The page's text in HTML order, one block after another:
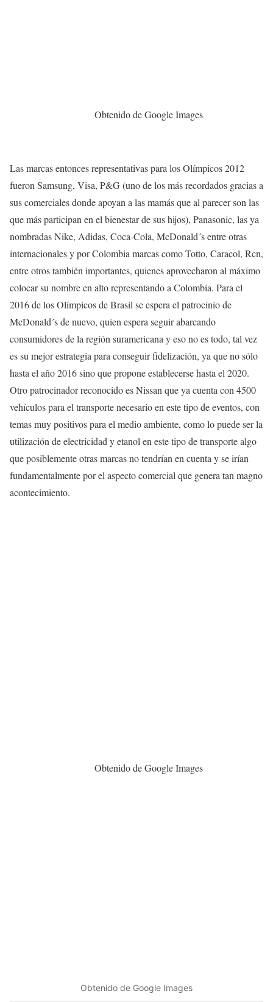
Obtenido de Google Images
Las marcas entonces representativas para los Olímpicos 2012
fueron Samsung, Visa, P&G (uno de los más recordados gracias a
sus comerciales donde apoyan a las mamás que al parecer son las
que más participan en el bienestar de sus hijos), Panasonic, las ya
nombradas Nike, Adidas, Coca-Cola, McDonald´s entre otras
internacionales y por Colombia marcas como Totto, Caracol, Rcn,
entre otros también importantes, quienes aprovecharon al máximo
colocar su nombre en alto representando a Colombia. Para el
2016 de los Olímpicos de Brasil se espera el patrocinio de
McDonald´s de nuevo, quien espera seguir abarcando
consumidores de la región suramericana y eso no es todo, tal vez
es su mejor estrategia para conseguir fidelización, ya que no sólo
hasta el año 2016 sino que propone establecerse hasta el 2020.
Otro patrocinador reconocido es Nissan que ya cuenta con 4500
vehículos para el transporte necesario en este tipo de eventos, con
temas muy positivos para el medio ambiente, como lo puede ser la
utilización de electricidad y etanol en este tipo de transporte algo
que posiblemente otras marcas no tendrían en cuenta y se irían
fundamentalmente por el aspecto comercial que genera tan magno
acontecimiento.
Obtenido de Google Images
Obtenido de Google Images